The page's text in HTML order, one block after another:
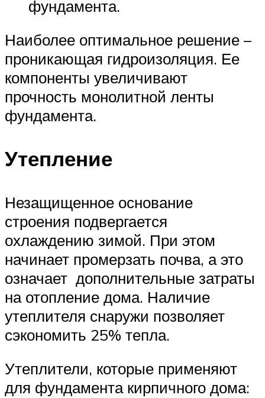
фундамента.
Наиболее оптимальное решение –
проникающая гидроизоляция. Ее
компоненты увеличивают
прочность монолитной ленты
фундамента.
Утепление
Незащищенное основание
строения подвергается
охлаждению зимой. При этом
начинает промерзать почва, а это
означает дополнительные затраты
на отопление дома. Наличие
утеплителя снаружи позволяет
сэкономить 25% тепла.
Утеплители, которые применяют
для фундамента кирпичного дома: